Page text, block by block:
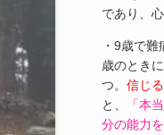
であり、
・9歳で
歳のとき
つ。 信じ
と、
「本
分の能力